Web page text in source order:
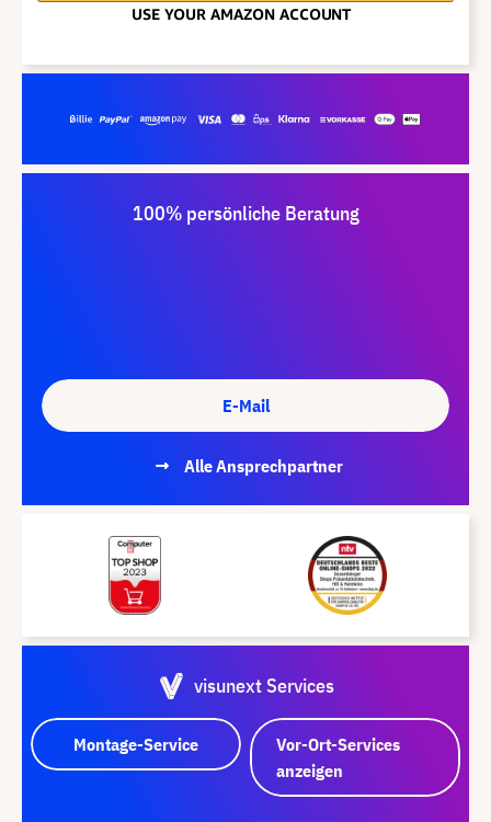
100% persönliche Beratung
E-Mail
Alle Ansprechpartner
visunext Services
Montage-Service
Vor-Ort-Services
anzeigen